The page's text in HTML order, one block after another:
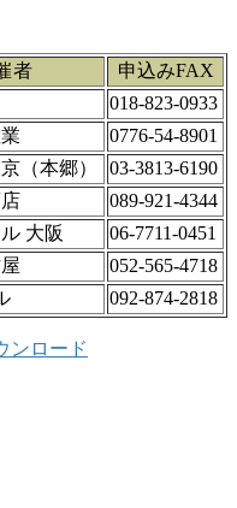
者
申込みFAX
018-823-0933
0776-54-8901
（本郷）
03-3813-6190
089-921-4344
大阪
06-7711-0451
052-565-4718
092-874-2818